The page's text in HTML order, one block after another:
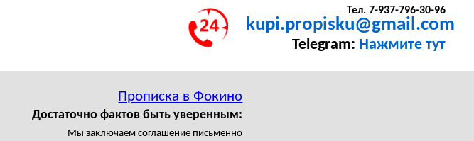
Тел. 7-937-796-30-96
kupi.propisku@gmail.com
Telegram: Нажмите тут
Прописка в Фокино
Достаточно фактов быть уверенным:
Мы заключаем соглашение письменно